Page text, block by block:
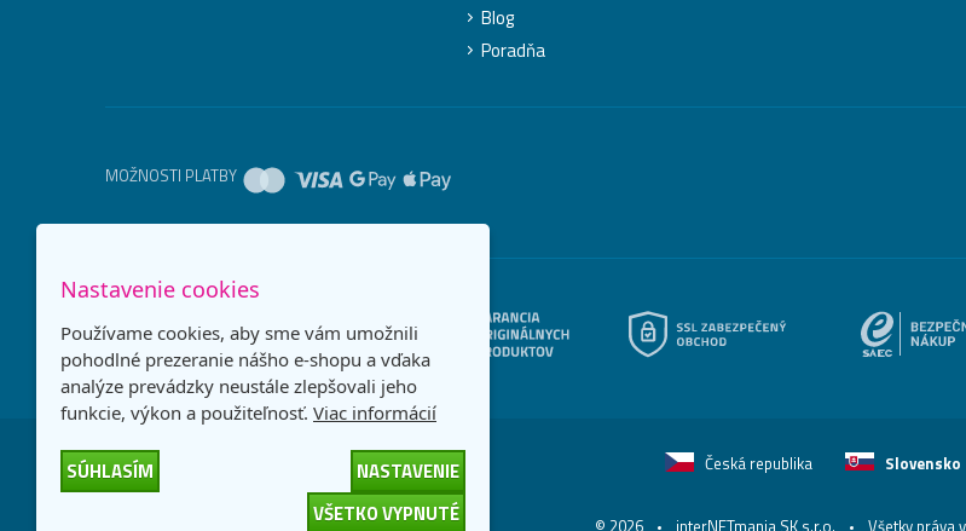
Blog
Poradňa
MOŽNOSTI PLATBY
Česká republika Slovensko
Nastavenie cookies
Používame cookies, aby sme vám umožnili
pohodlné prezeranie nášho e-shopu a vďaka
analýze prevádzky neustále zlepšovali jeho
funkcie, výkon a použiteľnosť. Viac informácií
SÚHLASÍM
NASTAVENIE
VŠETKO VYPNUTÉ